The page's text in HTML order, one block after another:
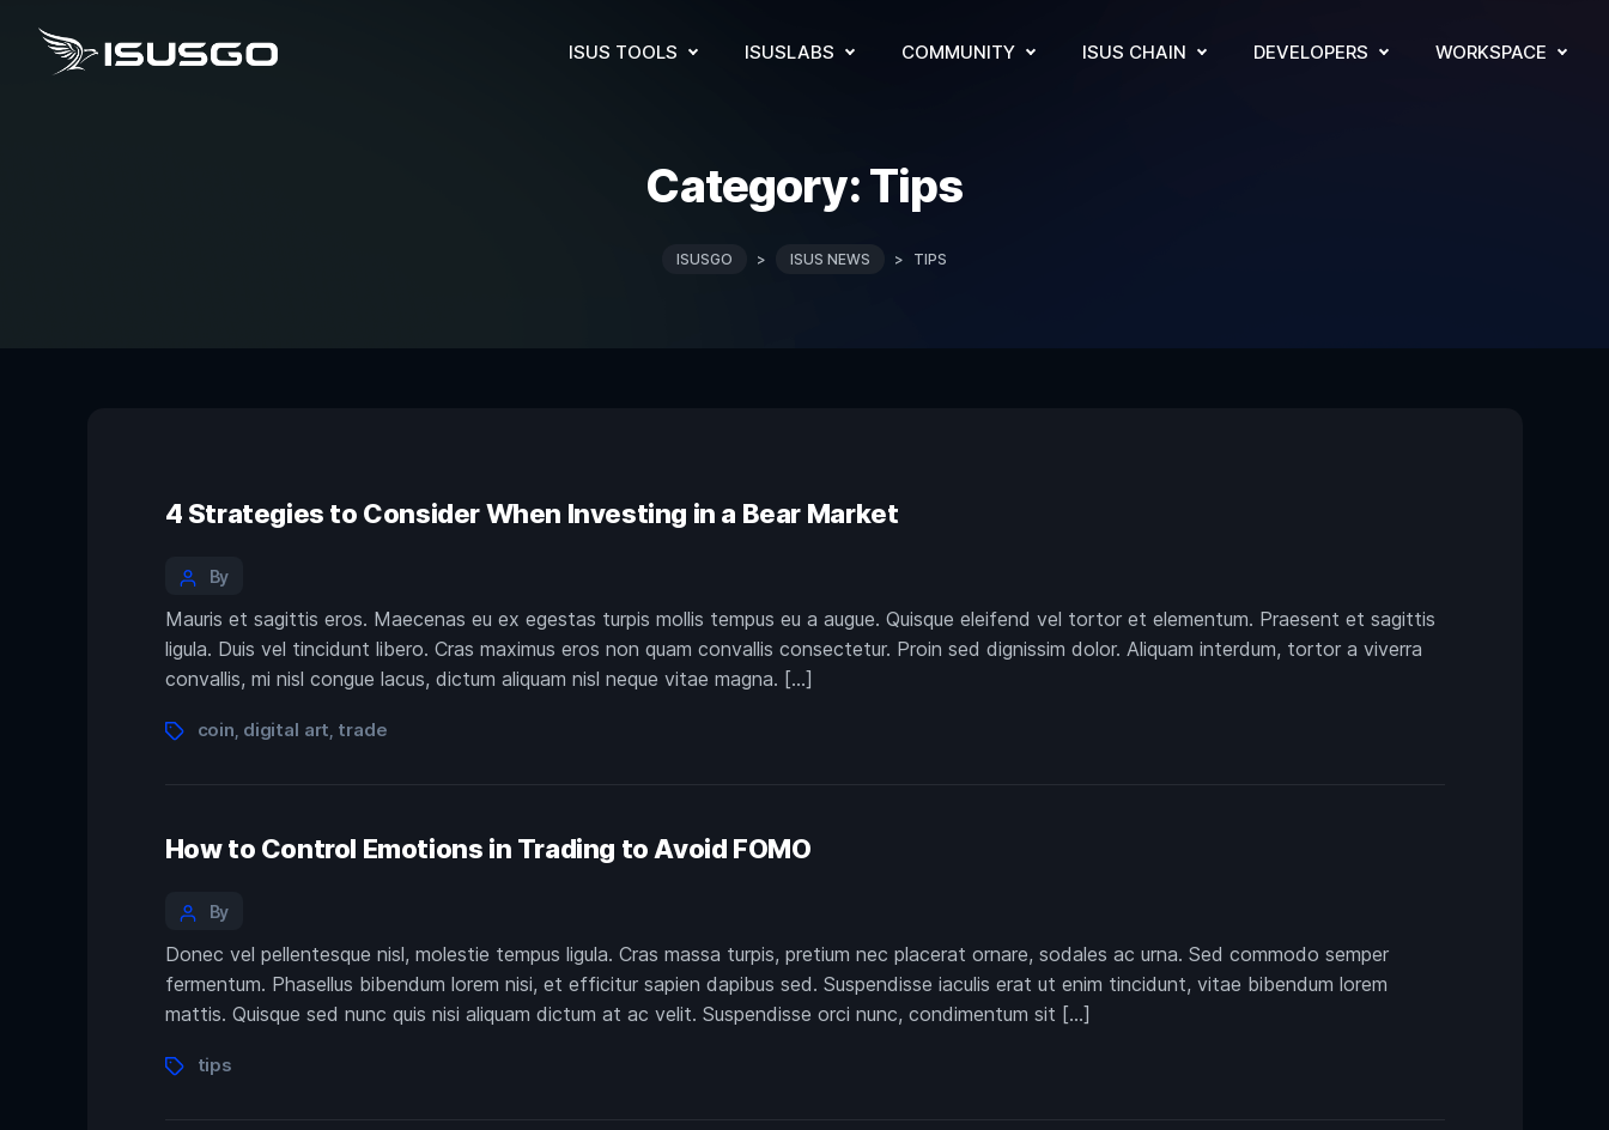
ISUS TOOLS ISUSLABS COMMUNITY ISUS CHAIN DEVELOPERS WORKSPACE
Category:Tips
ISUSGO > ISUS NEWS > TIPS
4 Strategies to Consider When Investing in a Bear Market
By
Mauris et sagittis eros. Maecenas eu ex egestas turpis mollis tempus eu a augue. Quisque eleifend vel tortor et elementum. Praesent et sagittis
ligula. Duis vel tincidunt libero. Cras maximus eros non quam convallis consectetur. Proin sed dignissim dolor. Aliquam interdum, tortor a viverra
convallis, mi nisl congue lacus, dictum aliquam nisl neque vitae magna. […]
coin digital art trade
How to Control Emotions in Trading to Avoid FOMO
By
Donec vel pellentesque nisl, molestie tempus ligula. Cras massa turpis, pretium nec placerat ornare, sodales ac urna. Sed commodo semper
fermentum. Phasellus bibendum lorem nisi, et efficitur sapien dapibus sed. Suspendisse iaculis erat ut enim tincidunt, vitae bibendum lorem
mattis. Quisque sed nunc quis nisi aliquam dictum at ac velit. Suspendisse orci nunc, condimentum sit […]
tips